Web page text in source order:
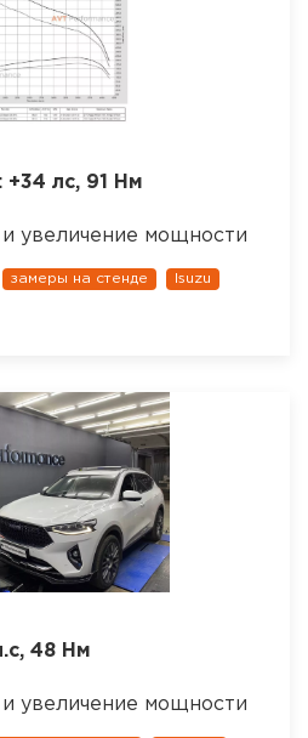
+34 лс, 91 Нм
увеличение мощности
замеры на стенде Isuzu
48 Нм
увеличение мощности